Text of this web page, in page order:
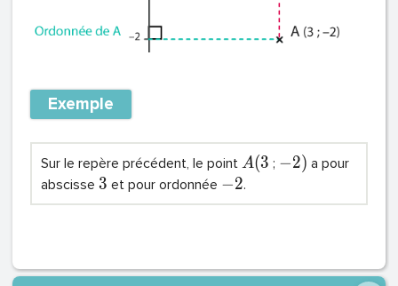
Exemple
Sur le repère précédent, le point A(3 ; −2) a pour
abscisse 3 et pour ordonnée −2.